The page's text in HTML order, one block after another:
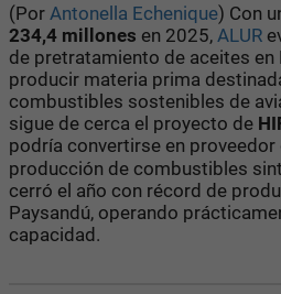
(Por Antonella Echenique) Con
234,4 millones en 2025, ALUR
de pretratamiento de aceites en
producir materia prima
combustibles sostenibles de
sigue de cerca el proyecto de
podría convertirse en proveedor
producción de combustibles
cerró el año con récord de
Paysandú, operando
capacidad.